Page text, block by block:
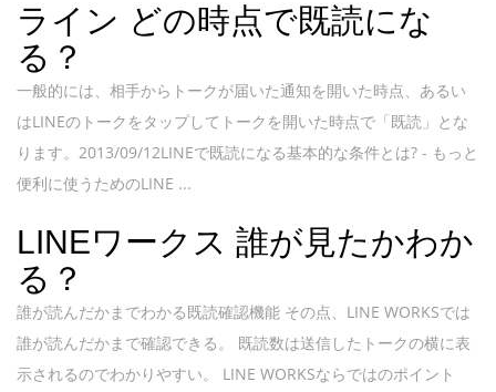
ライン どの時点で既読にな
る？
一般的には、相手からトークが届いた通知を開いた時点、あるい
はLINEのトークをタップしてトークを開いた時点で「既読」とな
ります。2013/09/12LINEで既読になる基本的な条件とは? - もっと
便利に使うためのLINE ...
LINEワークス 誰が見たかわか
る？
誰が読んだかまでわかる既読確認機能 その点、LINE WORKSでは
誰が読んだかまで確認できる。 既読数は送信したトークの横に表
示されるのでわかりやすい。 LINE WORKSならではのポイント